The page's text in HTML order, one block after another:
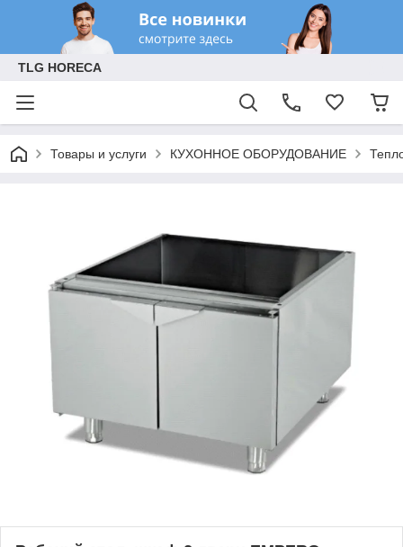
TLG HORECA
Товары и услуги КУХОННОЕ ОБОРУДОВАНИЕ